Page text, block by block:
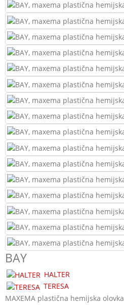
BAY
HALTER
TERESA
MAXEMA plastična hemijska olovka